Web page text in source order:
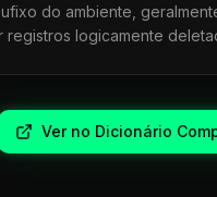
do ambiente,
logicamente
Ver no Dicionário